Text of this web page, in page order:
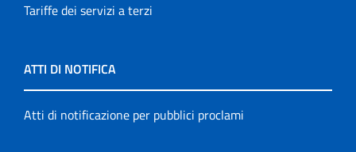
Tariffe dei servizi a terzi
ATTI DI NOTIFICA
Atti di notificazione per pubblici proclami